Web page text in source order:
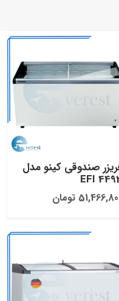
صندوقی کینو مدل
EFI
تومان